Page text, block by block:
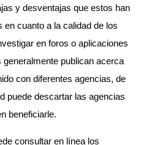
y desventajas que estos han
cuanto a la calidad de los
en foros o aplicaciones
publican acerca
con diferentes agencias, de
puede descartar las agencias
beneficiarle.
consultar en línea los